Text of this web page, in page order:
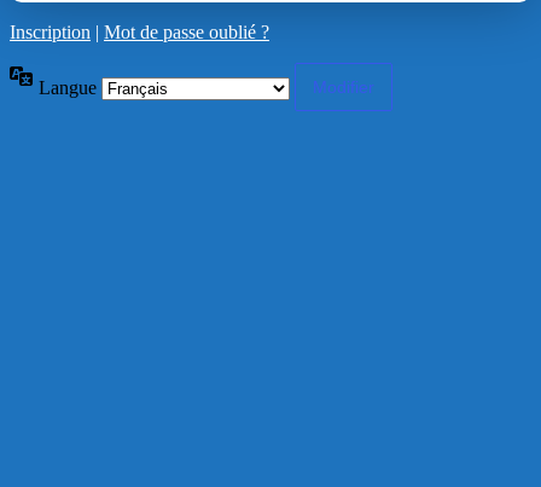
Inscription | Mot de passe oublié ?
Langue